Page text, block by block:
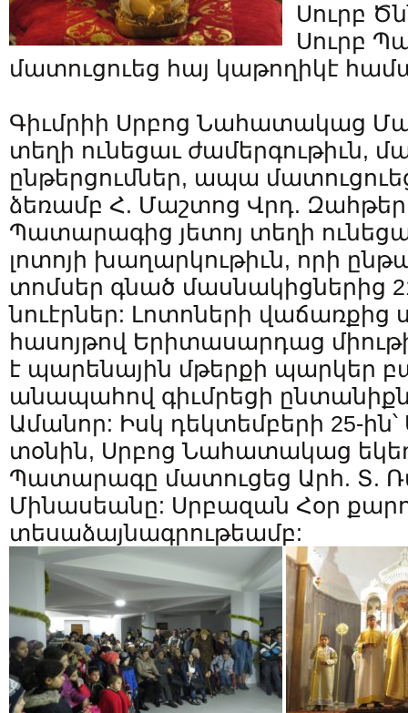
Սուրբ
Սուրբ
մատուցուեց հայ կաթողիկէ
Գիւմրիի Սրբոց Նահատակաց
տեղի ունեցաւ ժամերգութիւն,
ընթերցումներ, ապա
ձեռամբ Հ. Մաշտոց Վրդ.
Պատարագից յետոյ տեղի
լոտոյի խաղարկութիւն, որի
տոմսեր գնած մասնակիցներից
նուէրներ: Լոտոների վաճառքից
հասոյթով Երիտասարդաց
է պարենային մթերքի պարկեր
անապահով գիւմրեցի
Ամանոր: Իսկ դեկտեմբերի 25-
տօնին, Սրբոց Նահատակաց
Պատարագը մատուցեց Արհ. Տ.
Մինասեանը: Սրբազան Հօր
տեսաձայնագրութեամբ: